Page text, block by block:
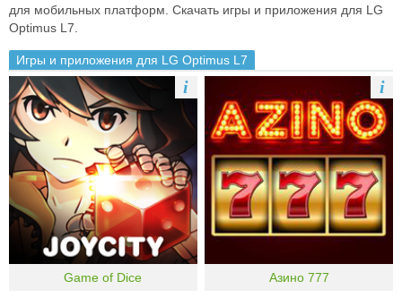
для мобильных платформ. Скачать игры и приложения для LG
Optimus L7.
Игры и приложения для LG Optimus L7
Game of Dice
i
Азино 777
i